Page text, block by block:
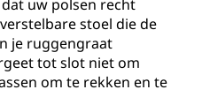
uw polsen recht
stoel die de
je ruggengraat
tot slot niet om
om te rekken en te